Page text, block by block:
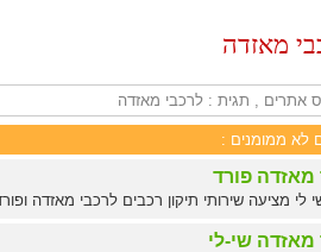
מאזדה
אתרים , תגית : לרכבי מאזדה
לא ממומנים :
מאזדה פורד
לי מציעה שירותי תיקון רכבים לרכבי מאזדה
מאזדה שי-לי